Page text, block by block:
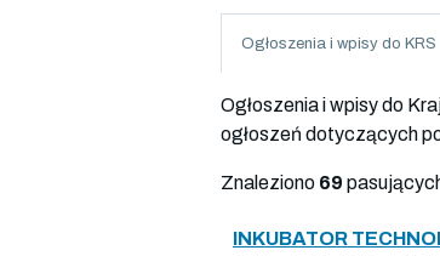
Ogłoszenia i wpisy do KRS
Ogłoszenia i wpisy do
ogłoszeń dotyczących
Znaleziono 69
INKUBATOR